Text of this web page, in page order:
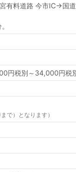
有料道路 今市IC→国
円税別～34,000円税
で）となります）